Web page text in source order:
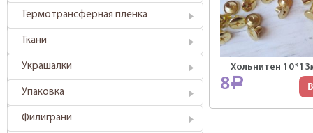
Термотрансферная пленка
Ткани
Украшалки
Упаковка
Филиграни
Хольнитен
8Р